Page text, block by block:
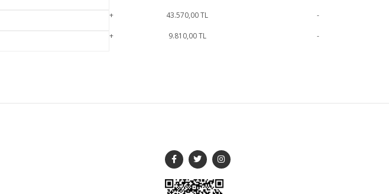
+ 43.570,00TL -
+ 9.810,00TL -